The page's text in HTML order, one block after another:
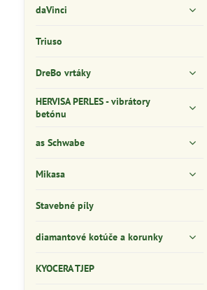
daVinci
Triuso
DreBo vrtáky
HERVISA PERLES - vibrátory
betónu
as Schwabe
Mikasa
Stavebné píly
diamantové kotúče a korunky
KYOCERA TJEP